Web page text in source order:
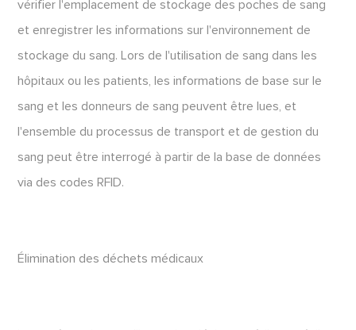
vérifier l'emplacement de stockage des poches de sang
et enregistrer les informations sur l'environnement de
stockage du sang. Lors de l'utilisation de sang dans les
hôpitaux ou les patients, les informations de base sur le
sang et les donneurs de sang peuvent être lues, et
l'ensemble du processus de transport et de gestion du
sang peut être interrogé à partir de la base de données
via des codes RFID.
Élimination des déchets médicaux